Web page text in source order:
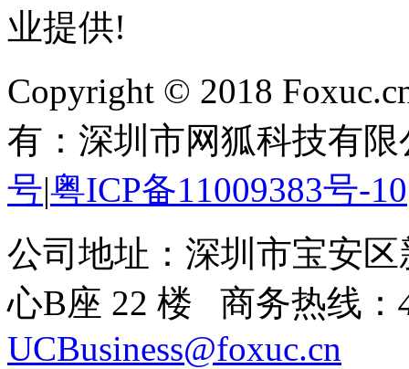
业提供!
Copyright © 2018
有：深圳市网狐科技有限
号|粤ICP备11009383号-10
公司地址：深圳市宝安
心B座 22 楼 商务热线：
UCBusiness@foxuc.cn